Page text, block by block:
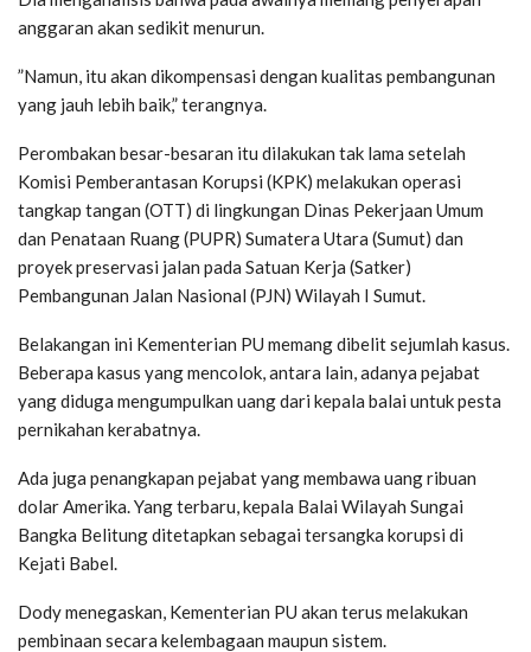
anggaran akan sedikit menurun.
”Namun, itu akan dikompensasi dengan kualitas pembangunan
yang jauh lebih baik,” terangnya.
Perombakan besar-besaran itu dilakukan tak lama setelah
Komisi Pemberantasan Korupsi (KPK) melakukan operasi
tangkap tangan (OTT) di lingkungan Dinas Pekerjaan Umum
dan Penataan Ruang (PUPR) Sumatera Utara (Sumut) dan
proyek preservasi jalan pada Satuan Kerja (Satker)
Pembangunan Jalan Nasional (PJN) Wilayah I Sumut.
Belakangan ini Kementerian PU memang dibelit sejumlah kasus.
Beberapa kasus yang mencolok, antara lain, adanya pejabat
yang diduga mengumpulkan uang dari kepala balai untuk pesta
pernikahan kerabatnya.
Ada juga penangkapan pejabat yang membawa uang ribuan
dolar Amerika. Yang terbaru, kepala Balai Wilayah Sungai
Bangka Belitung ditetapkan sebagai tersangka korupsi di
Kejati Babel.
Dody menegaskan, Kementerian PU akan terus melakukan
pembinaan secara kelembagaan maupun sistem.